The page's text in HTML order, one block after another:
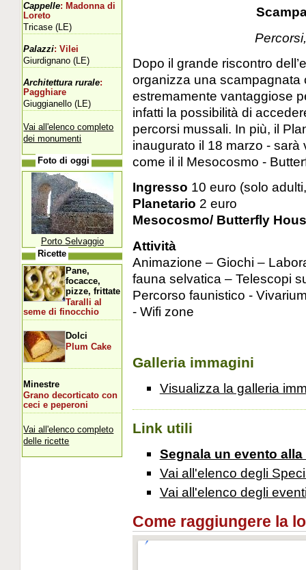
Dopo il grande riscontro
organizza una
estremamente vantaggiose
infatti la possibilità di
percorsi mussali. In più, il
inaugurato il 18 marzo -
come il il Mesocosmo -
Ingresso 10 euro (solo
Planetario 2 euro
Mesocosmo/ Butterfly
Attività
Animazione – Giochi –
fauna selvatica – Telescopi
Percorso faunistico -
- Wifi zone
Galleria immagini
Visualizza la galleria
Link utili
Segnala un evento
Vai all'elenco degli
Vai all'elenco degli
Come raggiungere la
Cappelle: Madonna di
Loreto
Tricase (LE)
Palazzi: Vilei
Giurdignano (LE)
Architettura rurale:
Pagghiare
Giuggianello (LE)
Vai all'elenco completo
dei monumenti
Foto di oggi
Porto Selvaggio
Ricette
Pane,
focacce,
pizze, frittate
Taralli al
seme di finocchio
Dolci
Plum Cake
Minestre
Grano decorticato con
ceci e peperoni
Vai all'elenco completo
delle ricette